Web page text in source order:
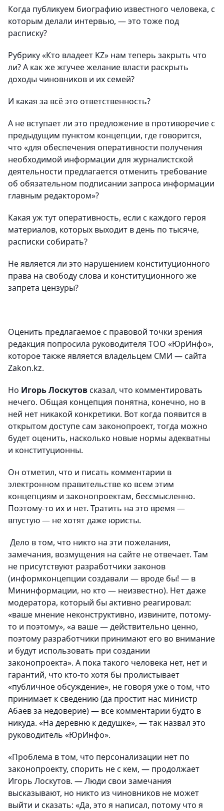
Когда публикуем биографию известного человека, с
которым делали интервью, — это тоже под
расписку?
Рубрику «Кто владеет KZ» нам теперь закрыть что
ли? А как же жгучее желание власти раскрыть
доходы чиновников и их семей?
И какая за всё это ответственность?
А не вступает ли это предложение в противоречие с
предыдущим пунктом концепции, где говорится,
что «для обеспечения оперативности получения
необходимой информации для журналистской
деятельности предлагается отменить требование
об обязательном подписании запроса информации
главным редактором»?
Какая уж тут оперативность, если с каждого героя
материалов, которых выходит в день по тысяче,
расписки собирать?
Не является ли это нарушением конституционного
права на свободу слова и конституционного же
запрета цензуры?
Оценить предлагаемое с правовой точки зрения
редакция попросила руководителя ТОО «ЮрИнфо»,
которое также является владельцем СМИ — сайта
Zakon.kz.
Но Игорь Лоскутовсказал, что комментировать
нечего. Общая концепция понятна, конечно, но в
ней нет никакой конкретики. Вот когда появится в
открытом доступе сам законопроект, тогда можно
будет оценить, насколько новые нормы адекватны
и конституционны.
Он отметил, что и писать комментарии в
электронном правительстве ко всем этим
концепциям и законопроектам, бессмысленно.
Поэтому-то их и нет. Тратить на это время —
впустую — не хотят даже юристы.
Дело в том, что никто на эти пожелания,
замечания, возмущения на сайте не отвечает. Там
не присутствуют разработчики законов
(информконцепции создавали — вроде бы! — в
Мининформации, но кто — неизвестно). Нет даже
модератора, который бы активно реагировал:
«ваше мнение неконструктивно, извините, потому-
то и поэтому», «а ваше — действительно ценно,
поэтому разработчики принимают его во внимание
и будут использовать при создании
законопроекта». А пока такого человека нет, нет и
гарантий, что кто-то хотя бы пролистывает
«публичное обсуждение», не говоря уже о том, что
принимает к сведению (да простит нас министр
Абаев за недоверие) — все комментарии будто в
никуда. «На деревню к дедушке», — так назвал это
руководитель «ЮрИнфо».
«Проблема в том, что персонализации нет по
законопроекту, спорить не с кем, — продолжает
Игорь Лоскутов. — Люди свои замечания
высказывают, но никто из чиновников не может
выйти и сказать: «Да, это я написал, потому что я